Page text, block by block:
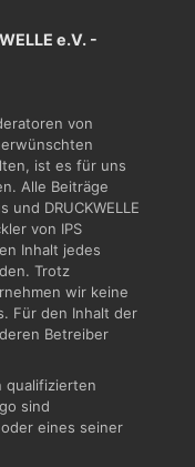
e.V. -
von
ist es für uns
Alle Beiträge
DRUCKWELLE
von IPS
Inhalt jedes
Trotz
wir keine
Für den Inhalt der
Betreiber
qualifizierten
sind
eines seiner